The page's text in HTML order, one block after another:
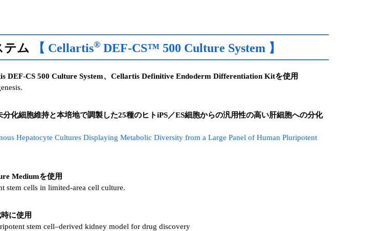
テム 【 Cellartis® DEF-CS™ 500 Culture System 】
DEF-CS 500 Culture System、Cellartis Definitive Endoderm Differentiation Kitを使用
化細胞維持と本培地で調製した25種のヒトiPS／ES細胞からの汎用性の高い肝細胞への分化
Hepatocyte Cultures Displaying Metabolic Diversity from a Large Panel of Human Pluripotent
Mediumを使用
stem cells in limited-area cell culture.
に使用
stem cell–derived kidney model for drug discovery